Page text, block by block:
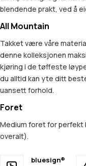
blendende prakt, ved å
All Mountain
Takket være våre
denne kolleksjonen
kjøring i de tøffeste
du alltid kan yte ditt
uansett forhold.
Foret
Medium foret for perfekt
overalt).
bluesign®